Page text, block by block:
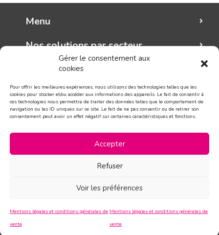
Gérer le consentement aux
cookies
Pour offrir les meilleures expériences, nous utilisons des technologies telles que les
cookies pour stocker et/ou accéder aux informations des appareils. Le fait de consentir à
ces technologies nous permettra de traiter des données telles que le comportement de
navigation ou les ID uniques sur ce site. Le fait de ne pas consentir ou de retirer son
consentement peut avoir un effet négatif sur certaines caractéristiques et fonctions.
Accepter
Refuser
Voir les préférences
Mentions légales et conditions générales de
vente
Mentions légales et conditions générales de
vente
Menu
Nos solutions par secteur
Mungo graphic
Suivez-nous!
CONTACT